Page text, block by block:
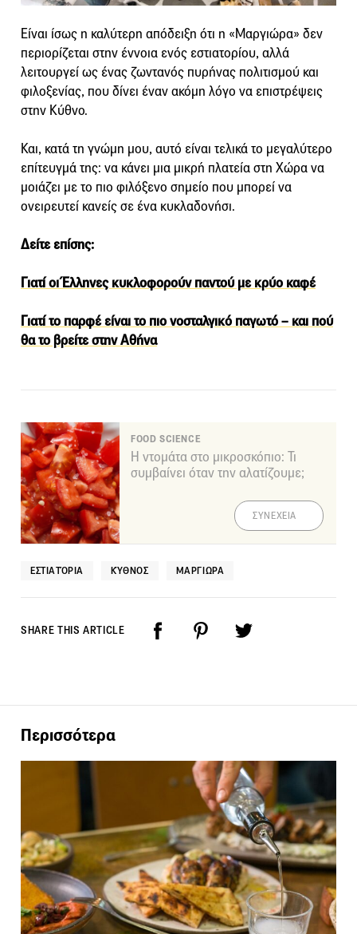
Είναι ίσως η καλύτερη απόδειξη ότι η «Μαργιώρα» δεν
περιορίζεται στην έννοια ενός εστιατορίου, αλλά
λειτουργεί ως ένας ζωντανός πυρήνας πολιτισμού και
φιλοξενίας, που δίνει έναν ακόμη λόγο να επιστρέψεις
στην Κύθνο.
Και, κατά τη γνώμη μου, αυτό είναι τελικά το μεγαλύτερο
επίτευγμά της: να κάνει μια μικρή πλατεία στη Χώρα να
μοιάζει με το πιο φιλόξενο σημείο που μπορεί να
ονειρευτεί κανείς σε ένα κυκλαδονήσι.
Δείτε επίσης:
Γιατί οι Έλληνες κυκλοφορούν παντού με κρύο καφέ
Γιατί το παρφέ είναι το πιο νοσταλγικό παγωτό – και πού
θα το βρείτε στην Αθήνα
FOOD SCIENCE
Η ντομάτα στο μικροσκόπιο: Τι
συμβαίνει όταν την αλατίζουμε;
ΣΥΝΕΧΕΙΑ
ΕΣΤΙΑΤΌΡΙΑ ΚΎΘΝΟΣ ΜΑΡΓΙΩΡΑ
SHARE THIS ARTICLE
Περισσότερα